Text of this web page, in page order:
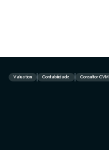
Valuation Contabilidade Consultor CVM